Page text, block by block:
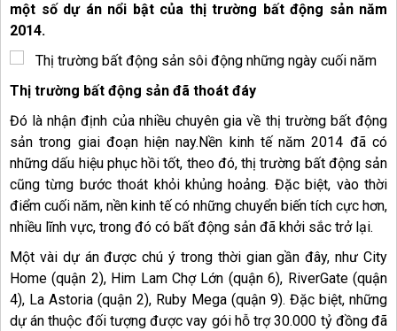
một số dự án nổi bật của thị trường bất động sản năm
2014.
Thị trường bất động sản đã thoát đáy
Đó là nhận định của nhiều chuyên gia về thị trường bất động
sản trong giai đoạn hiện nay.Nền kinh tế năm 2014 đã có
những dấu hiệu phục hồi tốt, theo đó, thị trường bất động sản
cũng từng bước thoát khỏi khủng hoảng. Đặc biệt, vào thời
điểm cuối năm, nền kinh tế có những chuyển biến tích cực hơn,
nhiều lĩnh vực, trong đó có bất động sản đã khởi sắc trở lại.
Một vài dự án được chú ý trong thời gian gần đây, như City
Home (quận 2), Him Lam Chợ Lớn (quận 6), RiverGate (quận
4), La Astoria (quận 2), Ruby Mega (quận 9). Đặc biệt, những
dự án thuộc đối tượng được vay gói hỗ trợ 30.000 tỷ đồng đã